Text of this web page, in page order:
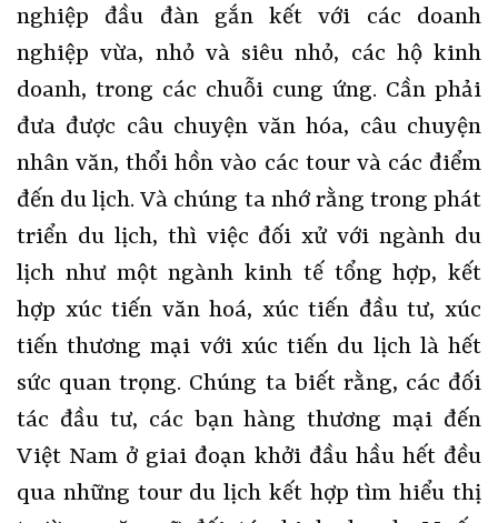
nghiệp đầu đàn gắn kết với các doanh
nghiệp vừa, nhỏ và siêu nhỏ, các hộ kinh
doanh, trong các chuỗi cung ứng. Cần phải
đưa được câu chuyện văn hóa, câu chuyện
nhân văn, thổi hồn vào các tour và các điểm
đến du lịch. Và chúng ta nhớ rằng trong phát
triển du lịch, thì việc đối xử với ngành du
lịch như một ngành kinh tế tổng hợp, kết
hợp xúc tiến văn hoá, xúc tiến đầu tư, xúc
tiến thương mại với xúc tiến du lịch là hết
sức quan trọng. Chúng ta biết rằng, các đối
tác đầu tư, các bạn hàng thương mại đến
Việt Nam ở giai đoạn khởi đầu hầu hết đều
qua những tour du lịch kết hợp tìm hiểu thị